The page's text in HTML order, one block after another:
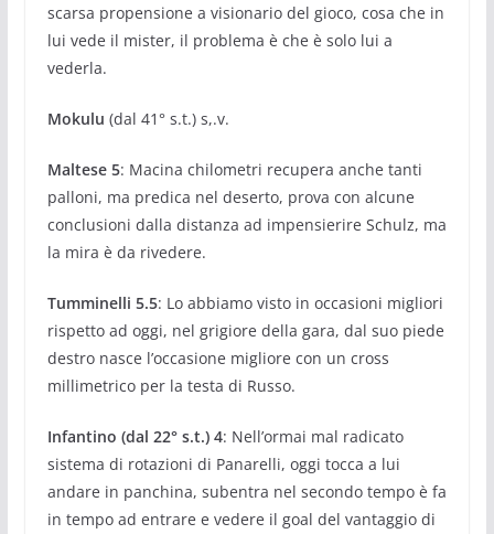
scarsa propensione a visionario del gioco, cosa che in
lui vede il mister, il problema è che è solo lui a
vederla.
Mokulu (dal 41° s.t.) s,.v.
Maltese 5: Macina chilometri recupera anche tanti
palloni, ma predica nel deserto, prova con alcune
conclusioni dalla distanza ad impensierire Schulz, ma
la mira è da rivedere.
Tumminelli 5.5: Lo abbiamo visto in occasioni migliori
rispetto ad oggi, nel grigiore della gara, dal suo piede
destro nasce l’occasione migliore con un cross
millimetrico per la testa di Russo.
Infantino (dal 22° s.t.) 4: Nell’ormai mal radicato
sistema di rotazioni di Panarelli, oggi tocca a lui
andare in panchina, subentra nel secondo tempo è fa
in tempo ad entrare e vedere il goal del vantaggio di